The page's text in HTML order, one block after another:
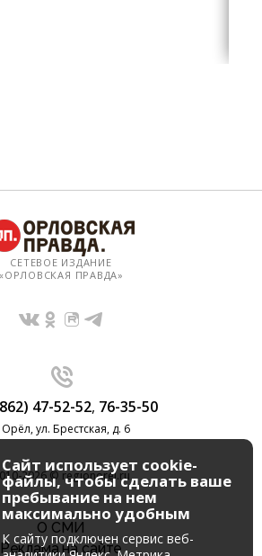
СЕТЕВОЕ ИЗДАНИЕ
«ОРЛОВСКАЯ ПРАВДА»
47-52-52, 76-35-50
Орёл, ул. Брестская, д. 6
2026 © regionorel.ru
О СМИ
Реклама на сайте
Сайт использует cookie-
файлы, чтобы сделать ваше
пребывание на нем
максимально удобным
К cайту подключен сервис веб-